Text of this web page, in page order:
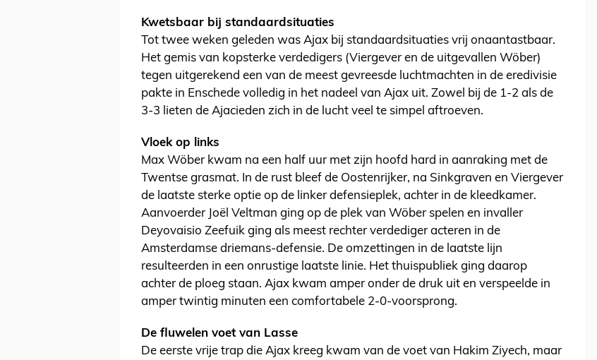
Kwetsbaar bij standaardsituaties
Tot twee weken geleden was Ajax bij standaardsituaties vrij onaantastbaar.
Het gemis van kopsterke verdedigers (Viergever en de uitgevallen Wöber)
tegen uitgerekend een van de meest gevreesde luchtmachten in de eredivisie
pakte in Enschede volledig in het nadeel van Ajax uit. Zowel bij de 1-2 als de
3-3 lieten de Ajacieden zich in de lucht veel te simpel aftroeven.
Vloek op links
Max Wöber kwam na een half uur met zijn hoofd hard in aanraking met de
Twentse grasmat. In de rust bleef de Oostenrijker, na Sinkgraven en Viergever
de laatste sterke optie op de linker defensieplek, achter in de kleedkamer.
Aanvoerder Joël Veltman ging op de plek van Wöber spelen en invaller
Deyovaisio Zeefuik ging als meest rechter verdediger acteren in de
Amsterdamse driemans-defensie. De omzettingen in de laatste lijn
resulteerden in een onrustige laatste linie. Het thuispubliek ging daarop
achter de ploeg staan. Ajax kwam amper onder de druk uit en verspeelde in
amper twintig minuten een comfortabele 2-0-voorsprong.
De fluwelen voet van Lasse
De eerste vrije trap die Ajax kreeg kwam van de voet van Hakim Ziyech, maar